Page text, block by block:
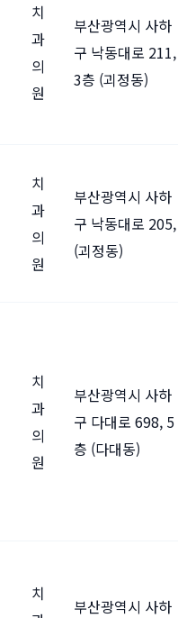
치
과
의
원
부산광역시 사하
구 낙동대로 211,
3층 (괴정동)
치
과
의
원
부산광역시 사하
구 낙동대로 205,
(괴정동)
치
과
의
원
부산광역시 사하
구 다대로 698, 5
층 (다대동)
치
부산광역시 사하